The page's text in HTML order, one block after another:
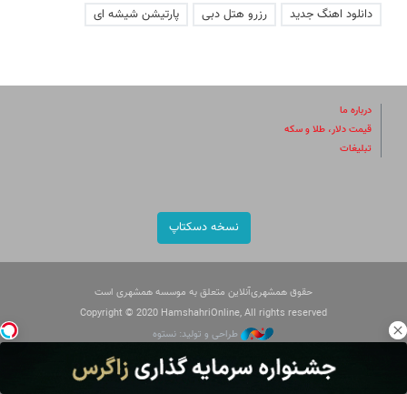
دانلود اهنگ جدید
رزرو هتل دبی پارتیشن شیشه ای
درباره ما
قیمت دلار، طلا و سکه
تبلیغات
نسخه دسکتاپ
حقوق همشهری‌آنلاین متعلق به موسسه همشهری است
Copyright © 2020 HamshahriOnline, All rights reserved
طراحی و تولید: نستوه